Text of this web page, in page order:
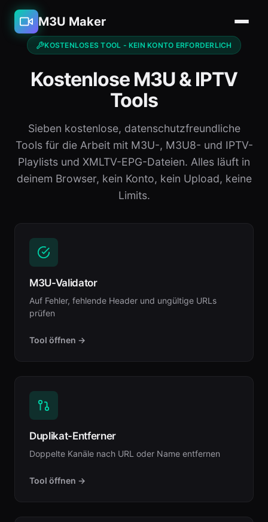
M3U Maker
KOSTENLOSES TOOL - KEIN KONTO ERFORDERLICH
Kostenlose M3U & IPTV
Tools
Sieben kostenlose, datenschutzfreundliche
Tools für die Arbeit mit M3U-, M3U8- und IPTV-
Playlists und XMLTV-EPG-Dateien. Alles läuft in
deinem Browser, kein Konto, kein Upload, keine
Limits.
M3U-Validator
Auf Fehler, fehlende Header und ungültige URLs
prüfen
Tool öffnen →
Duplikat-Entferner
Doppelte Kanäle nach URL oder Name entfernen
Tool öffnen →